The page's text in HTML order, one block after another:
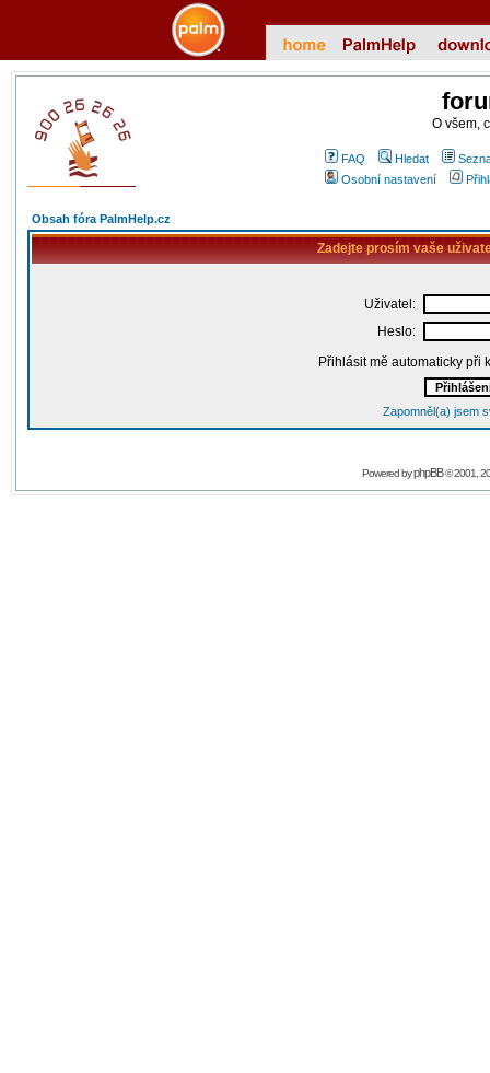
O všem,
FAQ Hledat
Osobní nastavení
Obsah fóra PalmHelp.cz
Zadejte prosím vaše
Uživatel:
Heslo:
Přihlásit mě automaticky při
Zapomněl(a) jsem
Powered byphpBB© 2001,